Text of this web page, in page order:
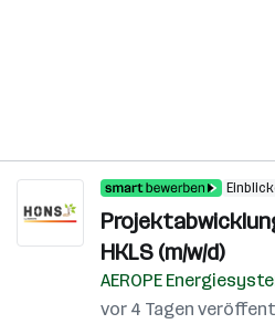
HKLS (m/w/d)
AEROPE
vor 4 Tagen